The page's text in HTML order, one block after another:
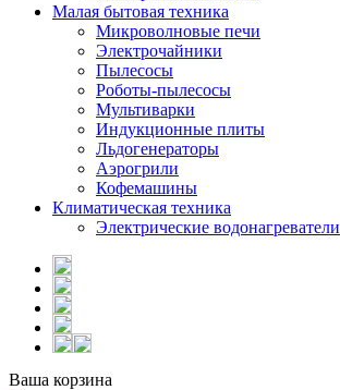
Малая бытовая техника
Микроволновые печи
Электрочайники
Пылесосы
Роботы-пылесосы
Мультиварки
Индукционные плиты
Льдогенераторы
Аэрогрили
Кофемашины
Климатическая техника
Электрические водонагреватели
Ваша корзина